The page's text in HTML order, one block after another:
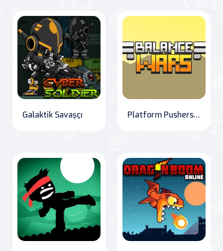
Galaktik Savaşçı Platform Pushers: Battle for Balance